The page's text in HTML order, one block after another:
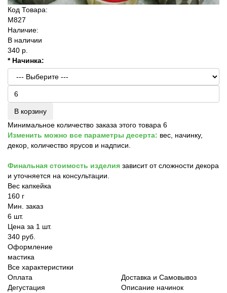
Код Товара:
M827
Наличие:
В наличии
340 р.
* Начинка:
В корзину
Минимальное количество заказа этого товара 6
Изменить можно все параметры десерта: вес, начинку,
декор, количество ярусов и надписи.
Финальная стоимость изделия зависит от сложности декора
и уточняется на консультации.
Вес капкейка
160 г
Мин. заказ
6 шт.
Цена за 1 шт.
340 руб.
Оформление
мастика
Все характеристики
Оплата
Доставка и Самовывоз
Дегустация
Описание начинок